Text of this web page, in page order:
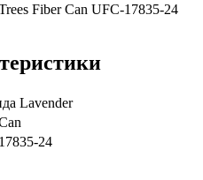
Fiber Can UFC-17835-24
Lavender
24